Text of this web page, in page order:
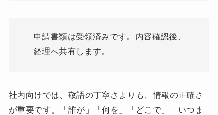
申請書類は受領済みです。内容確認後、
経理へ共有します。
社内向けでは、敬語の丁寧さよりも、情報の正確さ
が重要です。「誰が」「何を」「どこで」「いつま